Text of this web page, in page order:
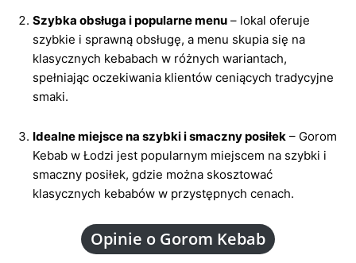
Szybka obsługa i popularne menu – lokal oferuje
szybkie i sprawną obsługę, a menu skupia się na
klasycznych kebabach w różnych wariantach,
spełniając oczekiwania klientów ceniących tradycyjne
smaki.
Idealne miejsce na szybki i smaczny posiłek – Gorom
Kebab w Łodzi jest popularnym miejscem na szybki i
smaczny posiłek, gdzie można skosztować
klasycznych kebabów w przystępnych cenach.
Opinie o Gorom Kebab